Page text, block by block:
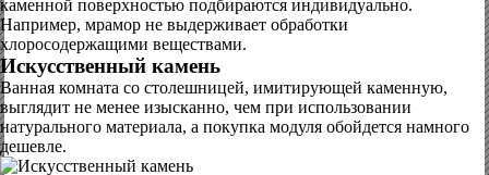
каменной поверхностью подбираются индивидуально.
Например, мрамор не выдерживает обработки
хлоросодержащими веществами.
Искусственный камень
Ванная комната со столешницей, имитирующей каменную,
выглядит не менее изысканно, чем при использовании
натурального материала, а покупка модуля обойдется намного
дешевле.